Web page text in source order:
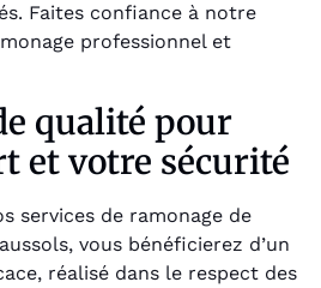
Faites confiance à notre
professionnel et
qualité pour
et votre sécurité
services de ramonage de
vous bénéficierez d’un
réalisé dans le respect des